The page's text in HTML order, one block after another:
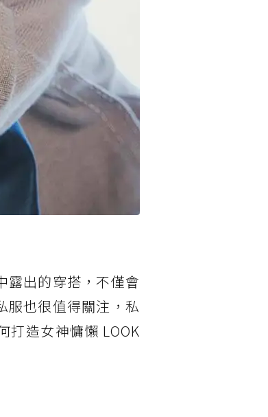
露出的穿搭，不僅會
服也很值得關注，私
打造女神慵懶 LOOK